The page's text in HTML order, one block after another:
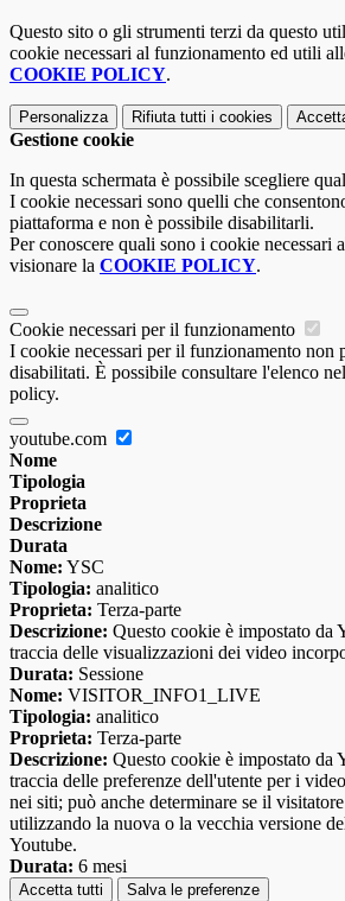
Questo sito o gli strumenti terzi da questo
cookie necessari al funzionamento ed utili
COOKIE POLICY.
Personalizza Rifiuta tutti i cookies
Gestione cookie
In questa schermata è possibile scegliere
I cookie necessari sono quelli che
piattaforma e non è possibile disabilitarli.
Per conoscere quali sono i cookie necessari
visionare la COOKIE POLICY.
Cookie necessari per il funzionamento
I cookie necessari per il funzionamento non
disabilitati. È possibile consultare l'elenco
policy.
youtube.com
Nome
Tipologia
Proprieta
Descrizione
Durata
Nome: YSC
Tipologia: analitico
Proprieta: Terza-parte
Descrizione: Questo cookie è impostato da
traccia delle visualizzazioni dei video
Durata: Sessione
Nome: VISITOR_INFO1_LIVE
Tipologia: analitico
Proprieta: Terza-parte
Descrizione: Questo cookie è impostato da
traccia delle preferenze dell'utente per i
nei siti; può anche determinare se il
utilizzando la nuova o la vecchia versione
Youtube.
Durata: 6 mesi
Accetta tutti Salva le preferenze